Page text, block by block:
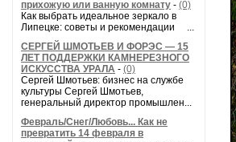
прихожую или ванную комнату - (0)
Как выбрать идеальное зеркало в
Липецке: советы и рекомендации ...
СЕРГЕЙ ШМОТЬЕВ И ФОРЭС — 15
ЛЕТ ПОДДЕРЖКИ КАМНЕРЕЗНОГО
ИСКУССТВА УРАЛА - (0)
Сергей Шмотьев: бизнес на службе
культуры Сергей Шмотьев,
генеральный директор промышлен...
Февраль/Снег/Любовь... Как не
превратить 14 февраля в